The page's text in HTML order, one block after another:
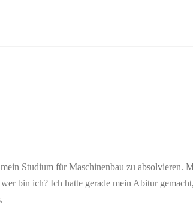
Studium für Maschinenbau zu absolvieren.
bin ich? Ich hatte gerade mein Abitur